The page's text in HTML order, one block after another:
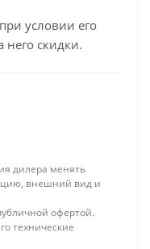
условии его
него скидки.
дилера менять
внешний вид и
офертой.
технические